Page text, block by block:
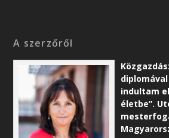
A szerzőről
indultam
életbe”.